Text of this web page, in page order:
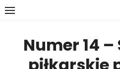
Skip
Numer 14